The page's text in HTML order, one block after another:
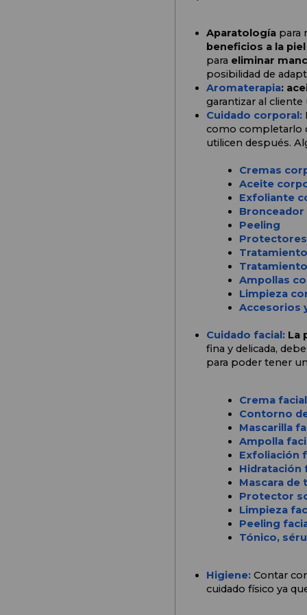
Aparatología para
beneficios a la piel
para eliminar
posibilidad de
Aromaterapia:
garantizar al
Cuidado corporal:
como completarlo
utilicen después.
Cremas
Aceite
Exfoliante
Bronceador
Peeling
Ampollas
Limpieza
Accesorios
Cuidado facial: La
fina y delicada,
para poder tener
Crema facial
Contorno
Mascarilla
Ampolla
Exfoliación
Hidratación
Mascara de
Protector
Limpieza
Peeling
Tónico,
Higiene: Contar
cuidado físico ya